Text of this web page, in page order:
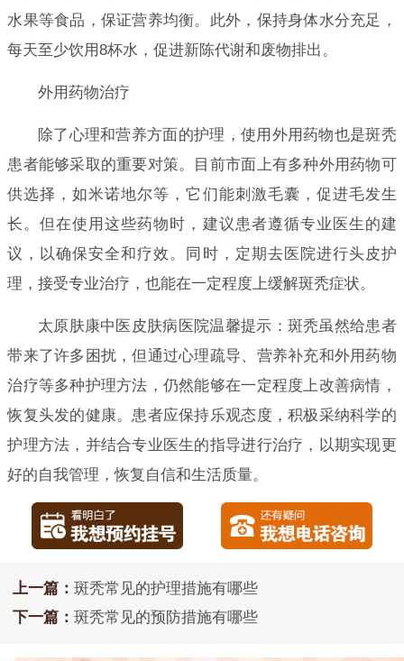
水果等食品，保证营养均衡。此外，保持身体水分充足，
每天至少饮用8杯水，促进新陈代谢和废物排出。
外用药物治疗
除了心理和营养方面的护理，使用外用药物也是斑秃
患者能够采取的重要对策。目前市面上有多种外用药物可
供选择，如米诺地尔等，它们能刺激毛囊，促进毛发生
长。但在使用这些药物时，建议患者遵循专业医生的建
议，以确保安全和疗效。同时，定期去医院进行头皮护
理，接受专业治疗，也能在一定程度上缓解斑秃症状。
太原肤康中医皮肤病医院温馨提示：斑秃虽然给患者
带来了许多困扰，但通过心理疏导、营养补充和外用药物
治疗等多种护理方法，仍然能够在一定程度上改善病情，
恢复头发的健康。患者应保持乐观态度，积极采纳科学的
护理方法，并结合专业医生的指导进行治疗，以期实现更
好的自我管理，恢复自信和生活质量。
上一篇： 斑秃常见的护理措施有哪些
下一篇： 斑秃常见的预防措施有哪些